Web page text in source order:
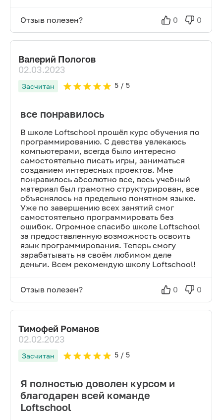
Отзыв полезен? 0 0
Валерий Пологов
02.03.2023
Засчитан 5/ 5
все понравилось
В школе Loftschool прошёл курс обучения по
программированию. С девства увлекаюсь
компьютерами, всегда было интересно
самостоятельно писать игры, заниматься
созданием интересных проектов. Мне
понравилось абсолютно все, весь учебный
материал был грамотно структурирован, все
объяснялось на предельно понятном языке.
Уже по завершению всех занятий смог
самостоятельно программировать без
ошибок. Огромное спасибо школе Loftschool
за предоставленную возможность освоить
язык программирования. Теперь смогу
зарабатывать на своём любимом деле
деньги. Всем рекомендую школу Loftschool!
Отзыв полезен? 0 0
Тимофей Романов
02.02.2023
Засчитан 5/ 5
Я полностью доволен курсом и
благодарен всей команде
Loftschool